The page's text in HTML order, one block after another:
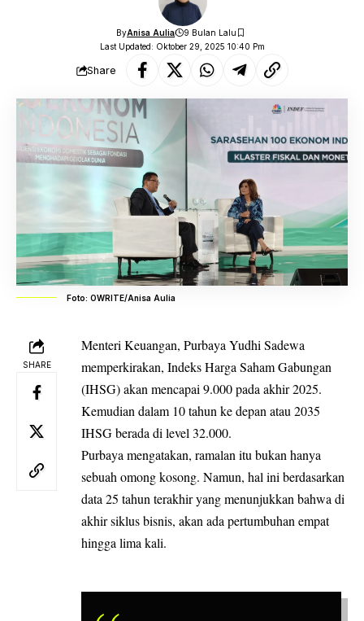
Last Updated: Oktober 29, 2025 10:40 Pm
ByAnisa Aulia 9 Bulan Lalu
Share
Foto: OWRITE/Anisa Aulia
SHARE
Menteri Keuangan, Purbaya Yudhi Sadewa
memperkirakan, Indeks Harga Saham Gabungan
(IHSG) akan mencapai 9.000 pada akhir 2025.
Kemudian dalam 10 tahun ke depan atau 2035
IHSG berada di level 32.000.
Purbaya mengatakan, ramalan itu bukan hanya
sebuah omong kosong. Namun, hal ini berdasarkan
data 25 tahun terakhir yang menunjukkan bahwa di
akhir siklus bisnis, akan ada pertumbuhan empat
hingga lima kali.